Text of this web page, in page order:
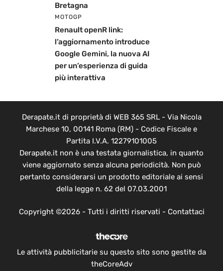
Bretagna
MOTOGP
Renault openR link:
l’aggiornamento introduce
Google Gemini, la nuova AI
per un’esperienza di guida
più interattiva
Derapate.it di proprietà di WEB 365 SRL - Via Nicola
Marchese 10, 00141 Roma (RM) - Codice Fiscale e
Partita I.V.A. 12279101005
Derapate.it non è una testata giornalistica, in quanto
viene aggiornato senza alcuna periodicità. Non può
pertanto considerarsi un prodotto editoriale ai sensi
della legge n. 62 del 07.03.2001
Copyright ©2026 - Tutti i diritti riservati - Contattaci
Le attività pubblicitarie su questo sito sono gestite da
theCoreAdv